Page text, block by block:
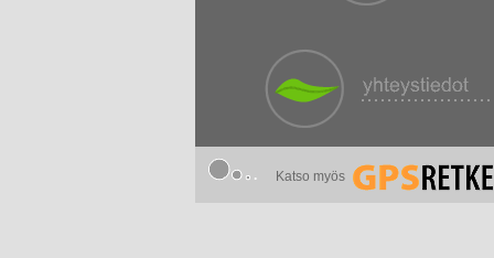
Katso myös